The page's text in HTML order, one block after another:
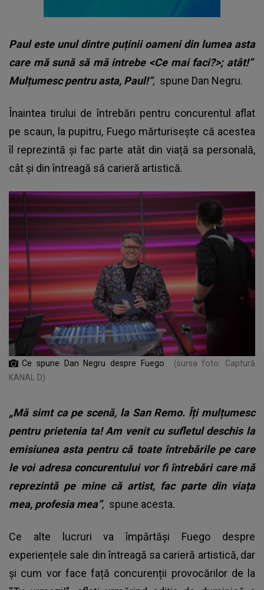
Paul este unul dintre puținii oameni din lumea asta
care mă sună să mă intrebe <Ce mai faci?>; atât!”
Mulțumesc pentru asta, Paul!”, spune Dan Negru.
Înaintea tirului de întrebări pentru concurentul aflat
pe scaun, la pupitru, Fuego mărturisește că acestea
îl reprezintă și fac parte atât din viață sa personală,
cât și din întreagă să carieră artistică.
Ce spune Dan Negru despre Fuego
(sursa foto: Captură
KANAL D)
„Mă simt ca pe scenă, la San Remo. Îți mulțumesc
pentru prietenia ta! Am venit cu sufletul deschis la
emisiunea asta pentru că toate întrebările pe care
le voi adresa concurentului vor fi întrebări care mă
reprezintă pe mine că artist, fac parte din viața
mea, profesia mea”, spune acesta.
Ce alte lucruri va împărtăși Fuego despre
experiențele sale din întreagă sa carieră artistică, dar
și cum vor face față concurenții provocărilor de la